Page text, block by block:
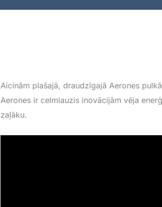
Aicinām plašajā, draudzīgajā Aerones
Aerones ir celmlauzis inovācijām vēja
zaļāku.